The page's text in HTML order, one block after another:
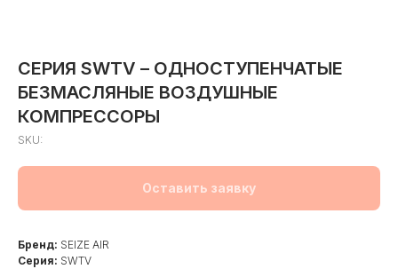
СЕРИЯ SWTV – ОДНОСТУПЕНЧАТЫЕ
БЕЗМАСЛЯНЫЕ ВОЗДУШНЫЕ
КОМПРЕССОРЫ
SKU:
Оставить заявку
Бренд: SEIZE AIR
Серия: SWTV